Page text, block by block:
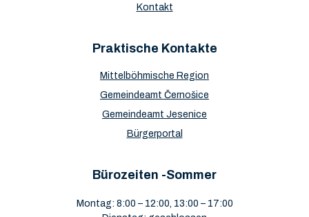
Kontakt
Praktische Kontakte
Mittelböhmische Region
Gemeindeamt Černošice
Gemeindeamt Jesenice
Bürgerportal
Bürozeiten -Sommer
Montag: 8:00 – 12:00, 13:00 – 17:00